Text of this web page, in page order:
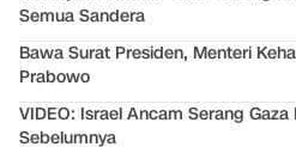
Semua Sandera
Bawa Surat Presiden, Menteri
Prabowo
VIDEO: Israel Ancam Serang
Sebelumnya